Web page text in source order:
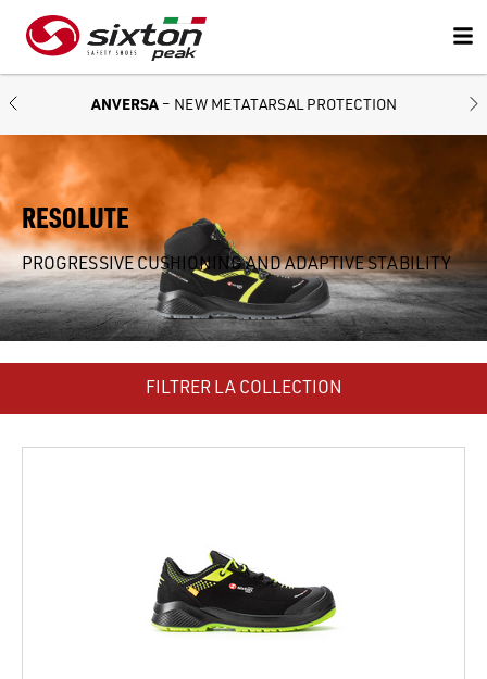
ANVERSA – NEW METATARSAL PROTECTION
RESOLUTE
PROGRESSIVE CUSHIONING AND ADAPTIVE STABILITY
FILTRER LA COLLECTION